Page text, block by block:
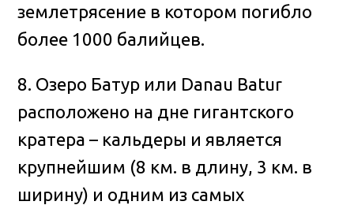
землетрясение в котором погибло
более 1000 балийцев.
8. Озеро Батур или Danau Batur
расположено на дне гигантского
кратера – кальдеры и является
крупнейшим (8 км. в длину, 3 км. в
ширину) и одним из самых